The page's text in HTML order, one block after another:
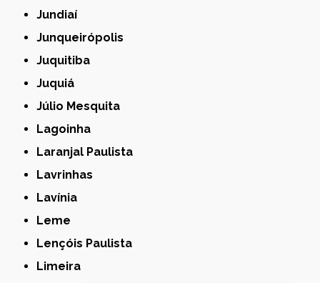
Jundiaí
Junqueirópolis
Juquitiba
Juquiá
Júlio Mesquita
Lagoinha
Laranjal Paulista
Lavrinhas
Lavínia
Leme
Lençóis Paulista
Limeira